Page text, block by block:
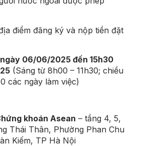
điểm đăng ký và nộp tiền đặt
06/06/2025 đến 15h30
(Sáng từ 8h00 – 11h30; chiều
các ngày làm việc)
khoán Asean – tầng 4, 5,
Thái Thân, Phường Phan Chu
Kiếm, TP Hà Nội